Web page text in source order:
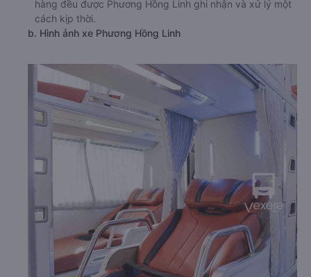
hàng đều được Phương Hồng Linh ghi nhận và xử lý một
cách kịp thời.
b. Hình ảnh xe Phương Hồng Linh